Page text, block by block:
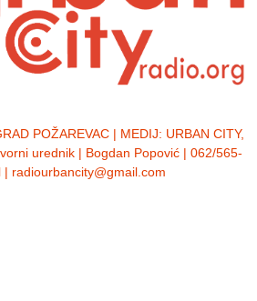
POŽAREVAC | MEDIJ: URBAN CITY,
urednik | Bogdan Popović | 062/565-
| radiourbancity@gmail.com